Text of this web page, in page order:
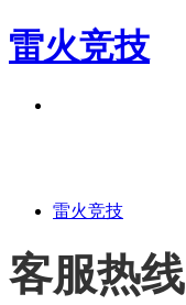
雷火竞技
雷火竞技
客服热线